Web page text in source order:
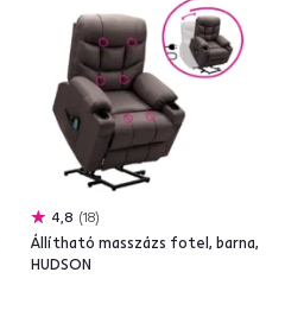
4,8 18
Állítható masszázs fotel, barna,
HUDSON